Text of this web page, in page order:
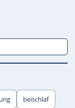
beischlaf